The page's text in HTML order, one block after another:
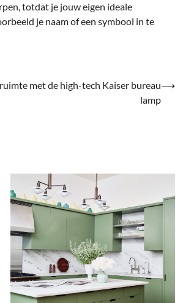
totdat je jouw eigen ideale
je naam of een symbool in te
met de high-tech Kaiser bureau
lamp
⟶